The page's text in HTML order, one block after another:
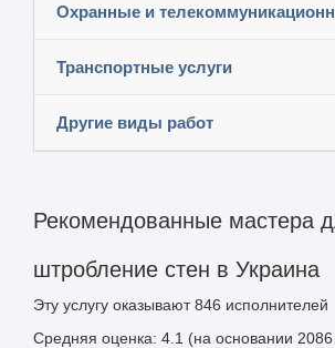
Охранные и
Транспортные услуги
Другие виды работ
Рекомендованные мастера
штробление стен в Украина
Эту услугу оказывают846 исполнителей
Средняя оценка: 4.1 (на основании 2086